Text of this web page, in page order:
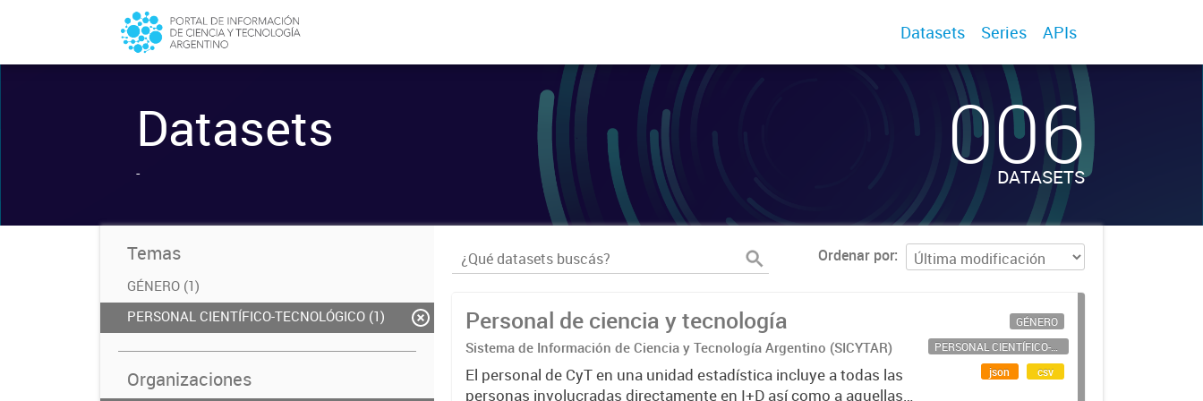
Datasets Series APIs
Datasets
- 006
DATASETS
Temas
GÉNERO (1)
PERSONAL CIENTÍFICO-TECNOLÓGICO (1)
Organizaciones
Ordenar por
Personal de ciencia y tecnología
Sistema de Información de Ciencia y Tecnología Argentino (SICYTAR)
El personal de CyT en una unidad estadística incluye a todas las
personas involucradas directamente en I+D así como a aquellas
GÉNERO
PERSONAL CIENTÍFICO-TECNOLÓGICO
json
csv